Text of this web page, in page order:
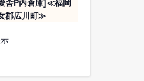
舎P内倉庫]≪福岡
郡広川町≫